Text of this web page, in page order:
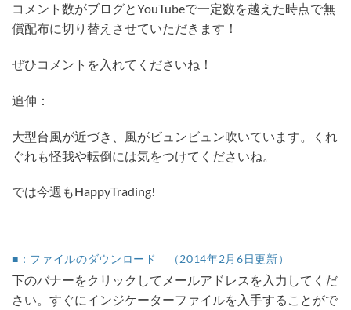
コメント数がブログとYouTubeで一定数を越えた時点で無
償配布に切り替えさせていただきます！
ぜひコメントを入れてくださいね！
追伸：
大型台風が近づき、風がビュンビュン吹いています。くれ
ぐれも怪我や転倒には気をつけてくださいね。
では今週もHappyTrading!
■：ファイルのダウンロード （2014年2月6日更新）
下のバナーをクリックしてメールアドレスを入力してくだ
さい。すぐにインジケーターファイルを入手することがで